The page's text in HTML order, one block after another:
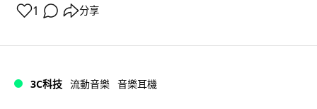
1 分享
3C科技 流動音樂 音樂耳機